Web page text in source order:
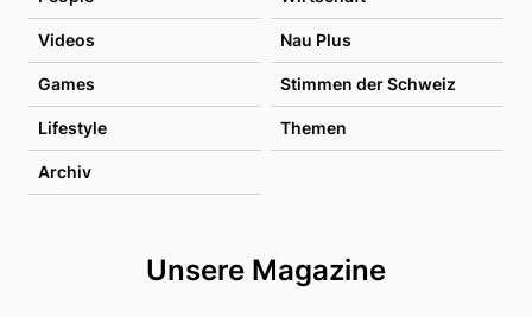
Videos Nau Plus
Games Stimmen der Schweiz
Lifestyle Themen
Archiv
Unsere Magazine